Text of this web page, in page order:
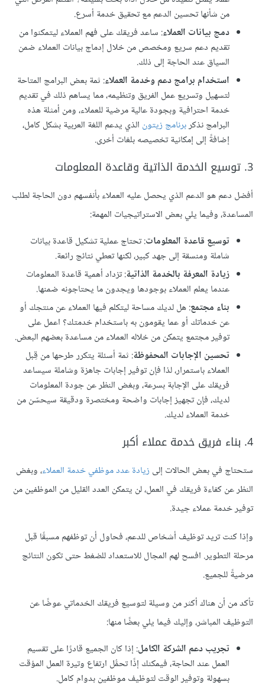
من شأنها تحسين الدعم مع تحقيق خدمة أسرع.
دمج بيانات العملاء: ساعد فريقك على فهم العملاء ليتمكنوا من
تقديم دعم سريع ومخصص من خلال إدماج بيانات العملاء ضمن
السياق عند الحاجة إلى ذلك.
استخدام برامج دعم وخدمة العملاء: ثمة بعض البرامج المتاحة
لتسهيل وتسريع عمل الفريق وتنظيمه، مما يساهم ذلك في تقديم
خدمة احترافية وبجودة عالية مرضية للعملاء، ومن أمثلة هذه
البرامج نذكربرنامج زيتون الذي يدعم اللغة العربية بشكل كامل،
إضافةً إلى إمكانية تخصيصه بلغات أخرى.
3. توسيع الخدمة الذاتية وقاعدة المعلومات
أفضل دعم هو الدعم الذي يحصل عليه العملاء بأنفسهم دون الحاجة لطلب
المساعدة، وفيما يلي بعض الاستراتيجيات المهمة:
توسيع قاعدة المعلومات: تحتاج عملية تشكيل قاعدة بيانات
شاملة ومنسقة إلى جهد كبير، لكنها تعطي نتائج رائعة.
زيادة المعرفة بالخدمة الذاتية: تزداد أهمية قاعدة المعلومات
عندما يعلم العملاء بوجودها ويجدون ما يحتاجونه ضمنها.
بناء مجتمع: هل لديك مساحة ليتكلم فيها العملاء عن منتجك أو
عن خدماتك أو عما يقومون به باستخدام خدمتك؟ اعمل على
توفير مجتمع يتمكن من خلاله العملاء من مساعدة بعضهم البعض.
تحسين الإجابات المحفوظة: ثمة أسئلة يتكرر طرحها من قِبل
العملاء باستمرار، لذا فإن توفير إجابات جاهزة وشاملة سيساعد
فريقك على الإجابة بسرعة، وبغض النظر عن جودة المعلومات
لديك، فإن تجهيز إجابات واضحة ومختصرة ودقيقة سيحسّن من
خدمة العملاء لديك.
4. بناء فريق خدمة عملاء أكبر
ستحتاج في بعض الحالات إلى زيادة عدد موظفي خدمة العملاء، وبغض
النظر عن كفاءة فريقك في العمل، لن يتمكن العدد القليل من الموظفين من
توفير خدمة عملاء جيدة.
وإذا كنت تريد توظيف أشخاص للدعم، فحاول أن توظفهم مسبقًا قبل
مرحلة التطوير. افسح لهم المجال للاستعداد للضغط حتى تكون النتائج
مرضيةً للجميع.
تأكد من أن هناك أكثر من وسيلة لتوسيع فريقك الخدماتي عوضًا عن
التوظيف المباشر، وإليك فيما يلي بعضًا منها:
تجريب دعم الشركة الكامل: إذا كان الجميع قادرًا على تقسيم
العمل عند الحاجة، فيمكنك إذًا تحمُّل ارتفاع وتيرة العمل المؤقت
بسهولة وتوفير الوقت لتوظيف موظفين بدوام كامل.